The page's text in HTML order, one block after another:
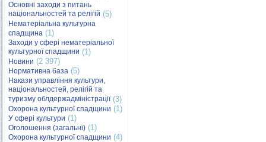
Основні заходи з питань
національностей та релігій (5)
Нематеріальна культурна
спадщина (1)
Заходи у сфері нематеріальної
культурної спадщини (1)
Новини (2 397)
Нормативна база (5)
Накази управління культури,
національностей, релігій та
туризму облдержадміністрації(3)
Охорона культурної спадщини (1)
У сфері культури (1)
Оголошення (загальні) (1)
Охорона культурної спадщини (4)